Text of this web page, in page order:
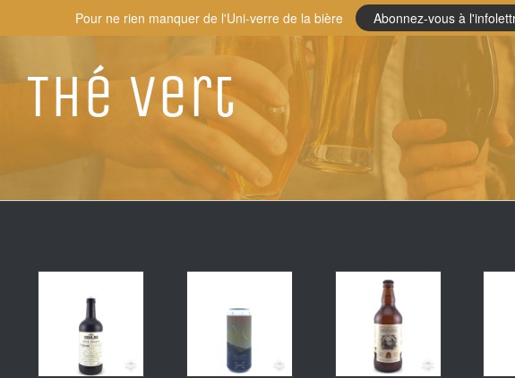
Thé vert
Pour ne rien manquer de l'Uni-verre de la bière Abonnez-vous à